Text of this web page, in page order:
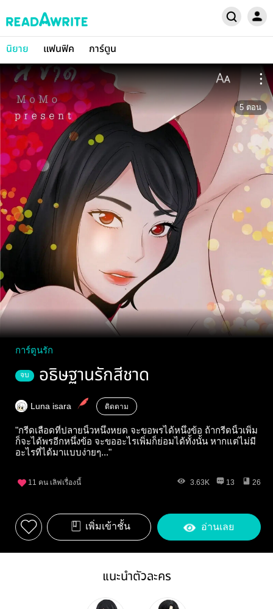
นิยาย แฟนฟิค การ์ตูน
5 ตอน
การ์ตูนรัก
จบ อธิษฐานรักสีชาด
Luna isara ติดตาม
"กรีดเลือดที่ปลายนิ้วหนึ่งหยด จะขอพรได้หนึ่งข้อ ถ้ากรีดนิ้วเพิ่ม
ก็จะได้พรอีกหนึ่งข้อ จะขออะไรเพิ่มก็ย่อมได้ทั้งนั้น หากแต่ไม่มี
อะไรที่ได้มาแบบง่ายๆ..."
11 คน เลิฟเรื่องนี้ 3.63K 13 26
เพิ่มเข้าชั้น อ่านเลย
แนะนำตัวละคร